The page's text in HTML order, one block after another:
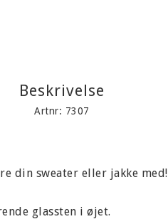
Beskrivelse
Artnr: 7307
din sweater eller jakke med!
glassten i øjet.